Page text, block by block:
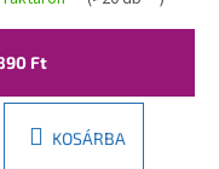
Ft
KOSÁRBA